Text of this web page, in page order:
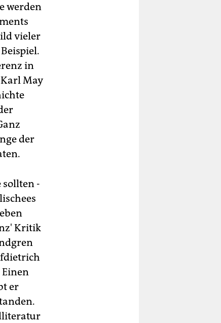
werden
vieler
in
May
der
-
Kritik
er